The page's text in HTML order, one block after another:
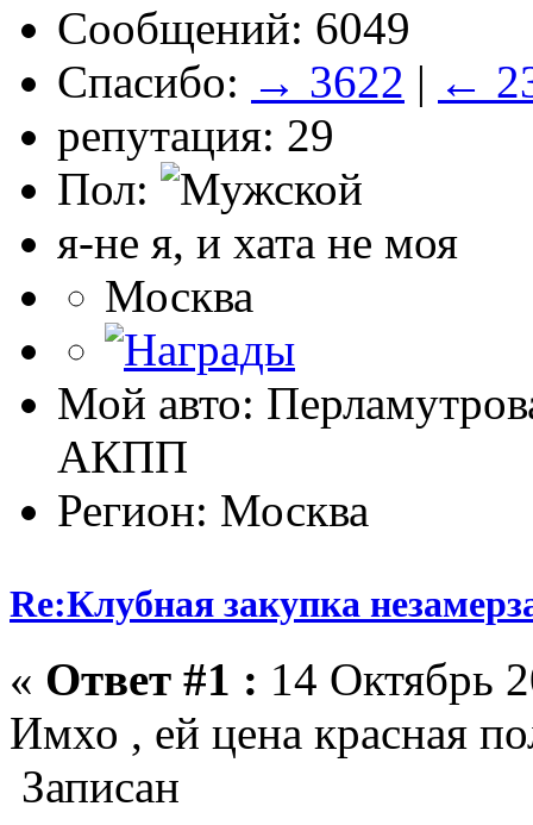
Сообщений: 6049
Спасибо: → 3622 | ←
репутация: 29
Пол:
я-не я, и хата не моя
Москва
Мой авто:
АКПП
Регион: Москва
Re:Клубная закупка
« Ответ #1 : 14 Октябрь
Имхо , ей цена красная
Записан